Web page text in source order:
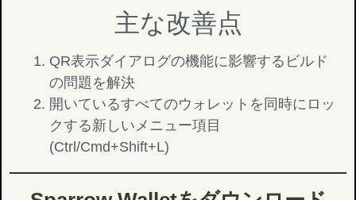
主な改善点
QR表示ダイアログの機能に影響するビルド
の問題を解決
開いているすべてのウォレットを同時にロッ
クする新しいメニュー項目
(Ctrl/Cmd+Shift+L)